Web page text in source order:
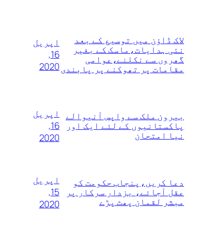
لاک ڈاؤن میں توسیع کے بعد
نئی ہدایات،ماسک کے بغیر
گھروں سے نکلنے،عوامی
مقامات پر تھوکنے پر پابندی
اپریل
16,
2020
بیرون ملک سے واپس آنیوالے
پاکستانیوں کے لئے ایک اور
نیا امتحان
اپریل
16,
2020
دعا کریں،پنجاب حکومت کو
عقل آجائے، بزدار سرکار پر
مبشر لقمان پھٹ پڑے
اپریل
15,
2020